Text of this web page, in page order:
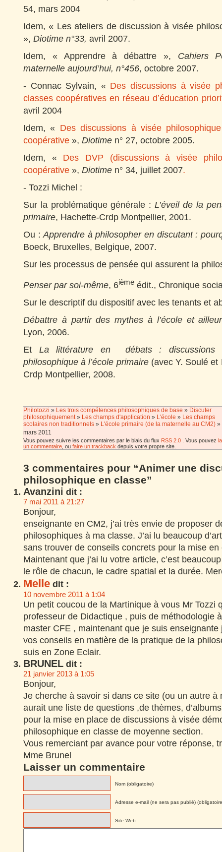
54, mars 2004
Idem, « Les ateliers de discussion à visée
», Diotime n°33, avril 2007.
Idem, « Apprendre à débattre », Cahiers
maternelle aujourd’hui, n°456, octobre 2007.
- Connac Sylvain, « Des discussions à visée
classes coopératives en réseau d’éducation
avril 2004
Idem, « Des discussions à visée
coopérative », Diotime n° 27, octobre 2005.
Idem, « Des DVP (discussions à visée
coopérative », Diotime n° 34, juillet 2007.
- Tozzi Michel :
Sur la problématique générale :L’éveil de la
primaire, Hachette-Crdp Montpellier, 2001.
Ou :Apprendre à philosopher en discutant :
Boeck, Bruxelles, Belgique, 2007.
Sur les processus de pensée qui assurent la
Penser par soi-même, 6ième édit., Chronique
Sur le descriptif du dispositif avec les tenants et
Débattre à partir des mythes à l’école et
Lyon, 2006.
Et La littérature en débats : discussions
philosophique à l’école primaire(avec Y. Soulé et
Crdp Montpellier, 2008.
Philotozzi » Les trois compétences philosophiques de base » Discuter
philosophiquement» Les champs d'application » L'école » Les champs
scolaires non traditionnels » L'école primaire (de la maternelle au CM2) »
mars 2011
Vous pouvez suivre les commentaires par le biais du flux RSS 2.0 . Vous pouvez
un commentaire , ou faire un trackback depuis votre propre site.
3 commentaires pour “Animer une
philosophique en classe”
Avanzini dit :
7 mai 2011 à 21:27
Bonjour,
enseignante en CM2, j’ai très envie de proposer
philosophiques à ma classe. J’ai lu beaucoup
sans trouver de conseils concrets pour la mise
Maintenant que j’ai lu votre article, c’est
le rôle de chacun, le cadre spatial et la durée.
Melle dit :
10 novembre 2011 à 1:04
Un petit coucou de la Martinique à vous Mr Tozzi
professeur de Didactique , puis de méthodologie
master CFE , maintenant que je suis
vos conseils en matière de la pratique de la
suis en Zone Eclair.
BRUNEL dit :
21 janvier 2013 à 1:05
Bonjour,
Je cherche à savoir si dans ce site (ou un autre à
aurait une liste de questions ,de thèmes,
pour la mise en place de discussions à visée
philosophique en classe de moyenne section.
Vous remerciant par avance pour votre réponse,
Mme Brunel
Laisser un commentaire
Nom (obligatoire)
Adresse e-mail (ne sera pas publié)
Site Web